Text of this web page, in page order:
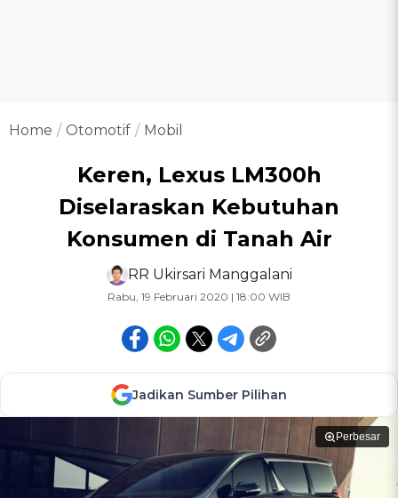
Home Otomotif Mobil
Keren, Lexus LM300h
Diselaraskan Kebutuhan
Konsumen di Tanah Air
RR Ukirsari Manggalani
Rabu, 19 Februari 2020 | 18:00 WIB
Jadikan Sumber Pilihan
Perbesar